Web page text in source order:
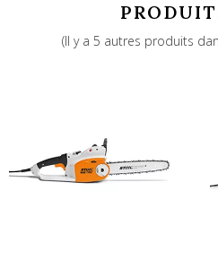
(Il y a 5 autres produits